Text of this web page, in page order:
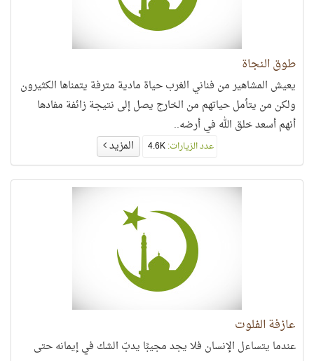
طوق النجاة
يعيش المشاهير من فناني الغرب حياة مادية مترفة يتمناها الكثيرون
ولكن من يتأمل حياتهم من الخارج يصل إلى نتيجة زائفة مفادها
أنهم أسعد خلق الله في أرضه..
عدد الزيارات: المزيد
عازفة الفلوت
عندما يتساءل الإنسان فلا يجد مجيبًا يدبّ الشك في إيمانه حتى